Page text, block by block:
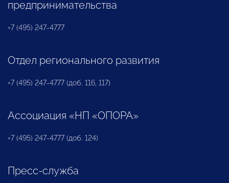
предпринимательства
+7 (495) 247-4777
Отдел регионального развития
+7 (495) 247-4777 (доб. 116, 117)
Ассоциация «НП «ОПОРА»
+7 (495) 247-4777 (доб. 124)
Пресс-служба